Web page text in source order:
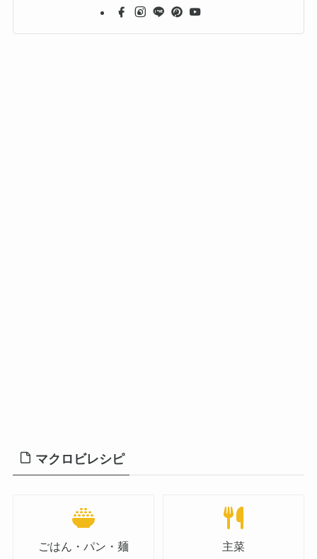
マクロビレシピ
ごはん・パン・麺 主菜